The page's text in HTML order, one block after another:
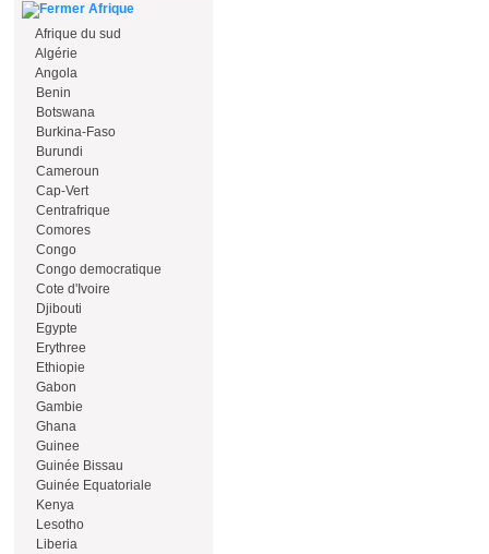
Afrique
Afrique du sud
Algérie
Angola
Benin
Botswana
Burkina-Faso
Burundi
Cameroun
Cap-Vert
Centrafrique
Comores
Congo
Congo democratique
Cote d'Ivoire
Djibouti
Egypte
Erythree
Ethiopie
Gabon
Gambie
Ghana
Guinee
Guinée Bissau
Guinée Equatoriale
Kenya
Lesotho
Liberia